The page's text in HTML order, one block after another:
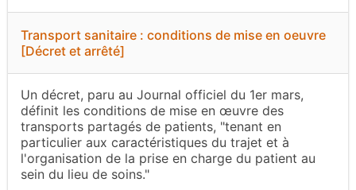
Transport sanitaire : conditions de mise en oeuvre
[Décret et arrêté]
Un décret, paru au Journal officiel du 1er mars,
définit les conditions de mise en œuvre des
transports partagés de patients, "tenant en
particulier aux caractéristiques du trajet et à
l'organisation de la prise en charge du patient au
sein du lieu de soins."